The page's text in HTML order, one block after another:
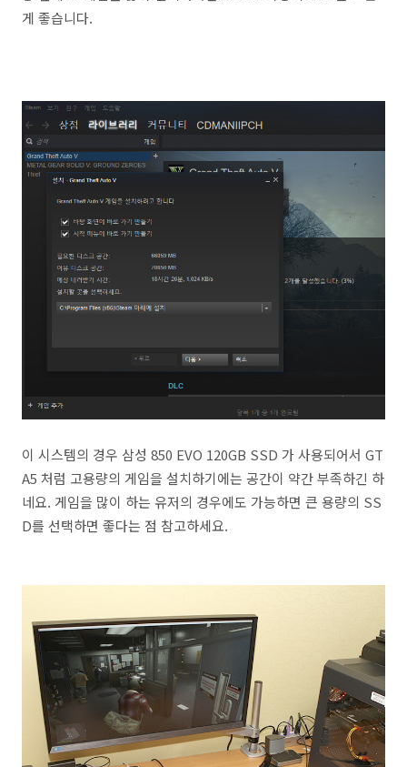
게 좋습니다.
이 시스템의 경우 삼성 850 EVO 120GB SSD 가 사용되어서 GT
A5 처럼 고용량의 게임을 설치하기에는 공간이 약간 부족하긴 하
네요. 게임을 많이 하는 유저의 경우에도 가능하면 큰 용량의 SS
D를 선택하면 좋다는 점 참고하세요.